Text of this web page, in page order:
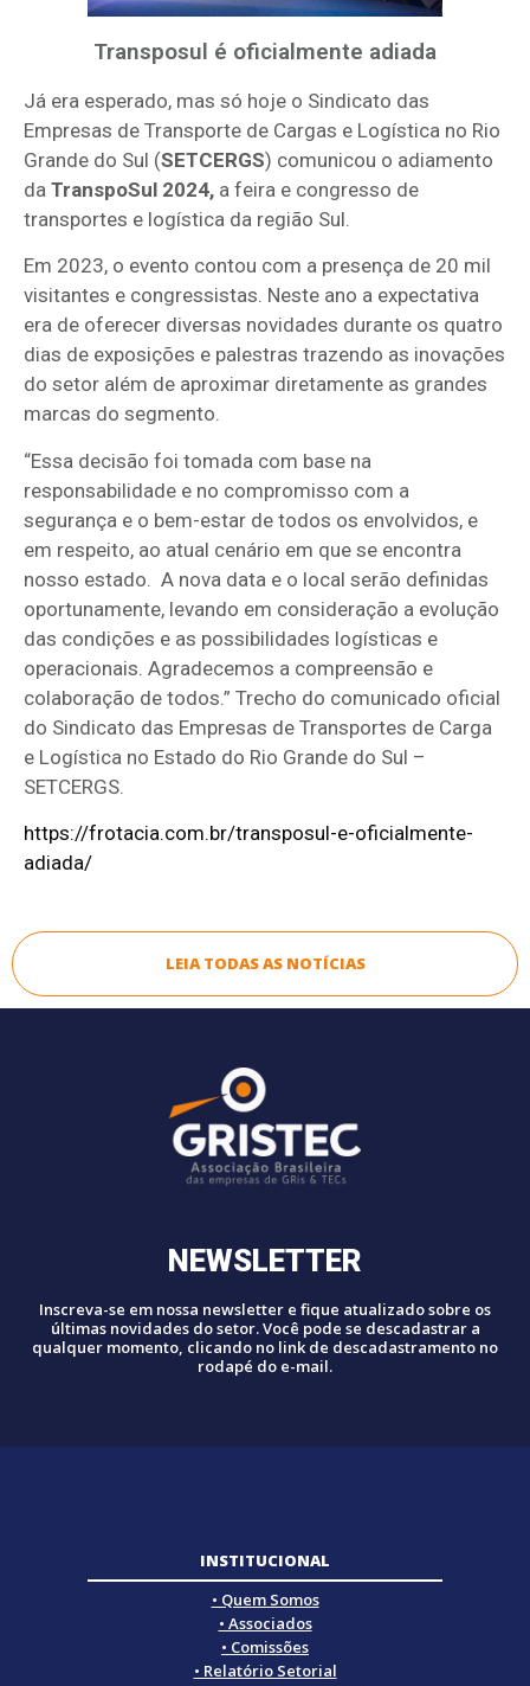
Transposul é oficialmente adiada
Já era esperado, mas só hoje o Sindicato das
Empresas de Transporte de Cargas e Logística no Rio
Grande do Sul (SETCERGS) comunicou o adiamento
da TranspoSul 2024, a feira e congresso de
transportes e logística da região Sul.
Em 2023, o evento contou com a presença de 20 mil
visitantes e congressistas. Neste ano a expectativa
era de oferecer diversas novidades durante os quatro
dias de exposições e palestras trazendo as inovações
do setor além de aproximar diretamente as grandes
marcas do segmento.
“Essa decisão foi tomada com base na
responsabilidade e no compromisso com a
segurança e o bem-estar de todos os envolvidos, e
em respeito, ao atual cenário em que se encontra
nosso estado. A nova data e o local serão definidas
oportunamente, levando em consideração a evolução
das condições e as possibilidades logísticas e
operacionais. Agradecemos a compreensão e
colaboração de todos.” Trecho do comunicado oficial
do Sindicato das Empresas de Transportes de Carga
e Logística no Estado do Rio Grande do Sul –
SETCERGS.
https://frotacia.com.br/transposul-e-oficialmente-
adiada/
LEIA TODAS AS NOTÍCIAS
NEWSLETTER
Inscreva-se em nossa newsletter e fique atualizado sobre os
últimas novidades do setor. Você pode se descadastrar a
qualquer momento, clicando no link de descadastramento no
rodapé do e-mail.
INSTITUCIONAL
• Quem Somos
• Associados
• Comissões
• Relatório Setorial